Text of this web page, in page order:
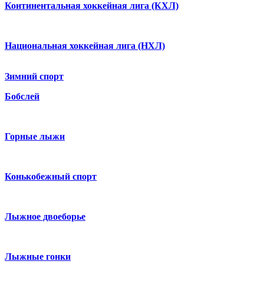
Континентальная хоккейная лига (КХЛ)
Национальная хоккейная лига (НХЛ)
Зимний спорт
Бобслей
Горные лыжи
Конькобежный спорт
Лыжное двоеборье
Лыжные гонки